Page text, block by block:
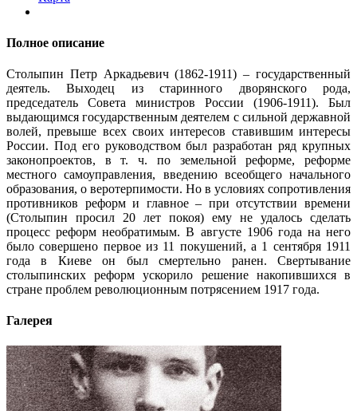
Полное описание
Столыпин Петр Аркадьевич (1862-1911) – государственный
деятель. Выходец из старинного дворянского рода,
председатель Совета министров России (1906-1911). Был
выдающимся государственным деятелем с сильной державной
волей, превыше всех своих интересов ставившим интересы
России. Под его руководством был разработан ряд крупных
законопроектов, в т. ч. по земельной реформе, реформе
местного самоуправления, введению всеобщего начального
образования, о веротерпимости. Но в условиях сопротивления
противников реформ и главное – при отсутствии времени
(Столыпин просил 20 лет покоя) ему не удалось сделать
процесс реформ необратимым. В августе 1906 года на него
было совершено первое из 11 покушений, а 1 сентября 1911
года в Киеве он был смертельно ранен. Свертывание
столыпинских реформ ускорило решение накопившихся в
стране проблем революционным потрясением 1917 года.
Галерея